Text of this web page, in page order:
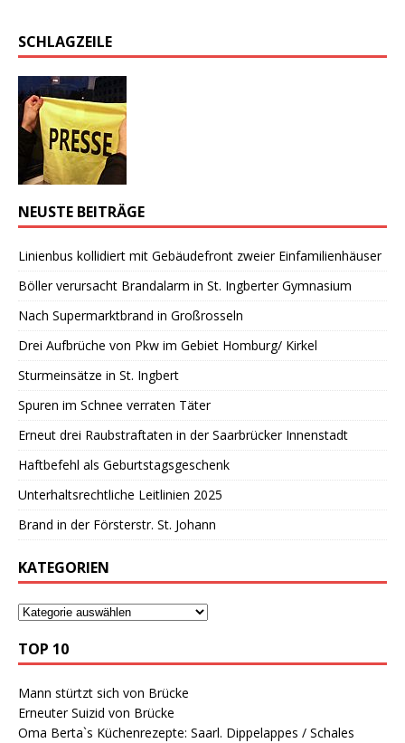
SCHLAGZEILE
NEUSTE BEITRÄGE
Linienbus kollidiert mit Gebäudefront zweier Einfamilienhäuser
Böller verursacht Brandalarm in St. Ingberter Gymnasium
Nach Supermarktbrand in Großrosseln
Drei Aufbrüche von Pkw im Gebiet Homburg/ Kirkel
Sturmeinsätze in St. Ingbert
Spuren im Schnee verraten Täter
Erneut drei Raubstraftaten in der Saarbrücker Innenstadt
Haftbefehl als Geburtstagsgeschenk
Unterhaltsrechtliche Leitlinien 2025
Brand in der Försterstr. St. Johann
KATEGORIEN
TOP 10
Mann stürtzt sich von Brücke
Erneuter Suizid von Brücke
Oma Berta`s Küchenrezepte: Saarl. Dippelappes / Schales